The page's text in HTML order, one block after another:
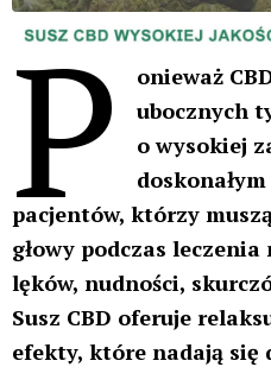
P
onieważ
ubocznych
o wysokiej
pacjentów, którzy
głowy podczas
lęków, nudności,
Susz CBD oferuje
efekty, które nadają się